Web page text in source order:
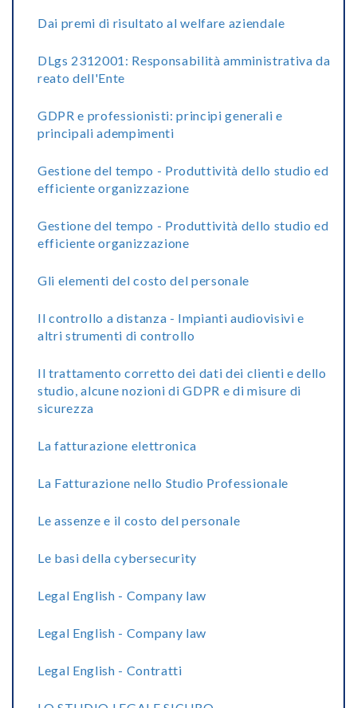
Dai premi di risultato al welfare aziendale
DLgs 2312001: Responsabilità amministrativa da
reato dell'Ente
GDPR e professionisti: principi generali e
principali adempimenti
Gestione del tempo - Produttività dello studio ed
efficiente organizzazione
Gestione del tempo - Produttività dello studio ed
efficiente organizzazione
Gli elementi del costo del personale
Il controllo a distanza - Impianti audiovisivi e
altri strumenti di controllo
Il trattamento corretto dei dati dei clienti e dello
studio, alcune nozioni di GDPR e di misure di
sicurezza
La fatturazione elettronica
La Fatturazione nello Studio Professionale
Le assenze e il costo del personale
Le basi della cybersecurity
Legal English - Company law
Legal English - Company law
Legal English - Contratti